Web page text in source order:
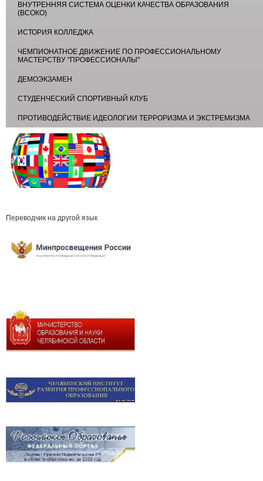
ВНУТРЕННЯЯ СИСТЕМА ОЦЕНКИ КАЧЕСТВА ОБРАЗОВАНИЯ
(ВСОКО)
ИСТОРИЯ КОЛЛЕДЖА
ЧЕМПИОНАТНОЕ ДВИЖЕНИЕ ПО ПРОФЕССИОНАЛЬНОМУ
МАСТЕРСТВУ "ПРОФЕССИОНАЛЫ"
ДЕМОЭКЗАМЕН
СТУДЕНЧЕСКИЙ СПОРТИВНЫЙ КЛУБ
ПРОТИВОДЕЙСТВИЕ ИДЕОЛОГИИ ТЕРРОРИЗМА И ЭКСТРЕМИЗМА
Переводчик на другой язык